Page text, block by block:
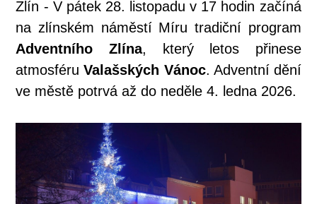
Zlín - V pátek 28. listopadu v 17 hodin začíná
na zlínském náměstí Míru tradiční program
Adventního Zlína, který letos přinese
atmosféruValašských Vánoc. Adventní dění
ve městě potrvá až do neděle 4. ledna 2026.